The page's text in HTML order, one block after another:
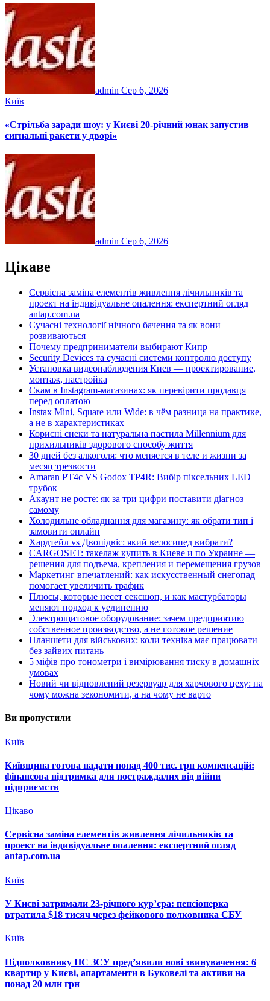
admin Сер 6, 2026
Київ
«Стрільба заради шоу: у Києві 20-річний юнак запустив
сигнальні ракети у дворі»
admin Сер 6, 2026
Цікаве
Сервісна заміна елементів живлення лічильників та
проект на індивідуальне опалення: експертний огляд
antap.com.ua
Сучасні технології нічного бачення та як вони
розвиваються
Почему предприниматели выбирают Кипр
Security Devices та сучасні системи контролю доступу
Установка видеонаблюдения Киев — проектирование,
монтаж, настройка
Скам в Instagram-магазинах: як перевірити продавця
перед оплатою
Instax Mini, Square или Wide: в чём разница на практике,
а не в характеристиках
Корисні снеки та натуральна пастила Millennium для
прихильників здорового способу життя
30 дней без алкоголя: что меняется в теле и жизни за
месяц трезвости
Amaran PT4c VS Godox TP4R: Вибір піксельних LED
трубок
Акаунт не росте: як за три цифри поставити діагноз
самому
Холодильне обладнання для магазину: як обрати тип і
замовити онлайн
Хардтейл vs Двопідвіс: який велосипед вибрати?
CARGOSET: такелаж купить в Киеве и по Украине —
решения для подъема, крепления и перемещения грузов
Маркетинг впечатлений: как искусственный снегопад
помогает увеличить трафик
Плюсы, которые несет сексшоп, и как мастурбаторы
меняют подход к уединению
Электрощитовое оборудование: зачем предприятию
собственное производство, а не готовое решение
Планшети для військових: коли техніка має працювати
без зайвих питань
5 міфів про тонометри і вимірювання тиску в домашніх
умовах
Новий чи відновлений резервуар для харчового цеху: на
чому можна зекономити, а на чому не варто
Ви пропустили
Київ
Київщина готова надати понад 400 тис. грн компенсацій:
фінансова підтримка для постраждалих від війни
підприємств
Цікаво
Сервісна заміна елементів живлення лічильників та
проект на індивідуальне опалення: експертний огляд
antap.com.ua
Київ
У Києві затримали 23-річного кур’єра: пенсіонерка
втратила $18 тисяч через фейкового полковника СБУ
Київ
Підполковнику ПС ЗСУ пред’явили нові звинувачення: 6
квартир у Києві, апартаменти в Буковелі та активи на
понад 20 млн грн